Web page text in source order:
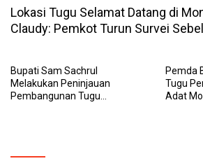
Lokasi Tugu Selamat Datang di
Claudy: Pemkot Turun Survei
Bupati Sam Sachrul
Melakukan Peninjauan
Pembangunan Tugu
Pemda
Tugu
Adat